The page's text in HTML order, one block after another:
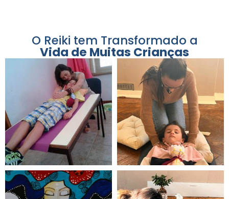
O Reiki tem Transformado a
Vida de Muitas Crianças